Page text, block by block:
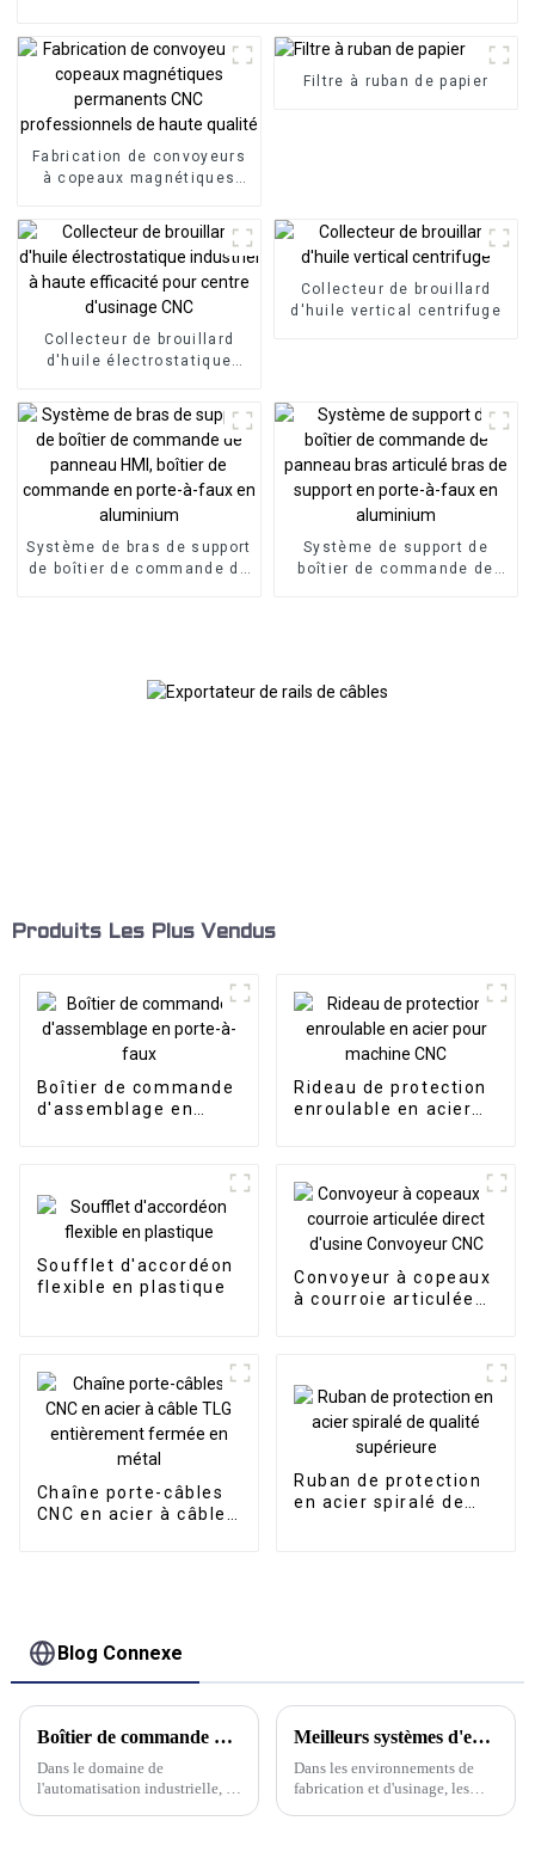
Fabrication de convoyeurs
à copeaux magnétiques
qualité
Filtre à ruban de papier
Collecteur de brouillard
d'huile électrostatique
d'usinage CNC
Collecteur de brouillard
d'huile vertical centrifuge
Système de bras de support
de boîtier de commande de
Système de support de
boîtier de commande de
Produits Les Plus Vendus
Boîtier de commande
d'assemblage en
Rideau de protection
enroulable en acier
Soufflet d'accordéon
flexible en plastique
Convoyeur à copeaux
à courroie articulée
Chaîne porte-câbles
CNC en acier à câble
Ruban de protection
en acier spiralé de
Blog Connexe
Boîtier de commande d'assemblage en porte-à-faux innovant de Kwlid : une intégration synergique de précision et de contrôle
Dans le domaine de
l'automatisation industrielle, la
Meilleurs systèmes d'extraction de brouillard d'huile verticaux
Dans les environnements de
fabrication et d'usinage, les